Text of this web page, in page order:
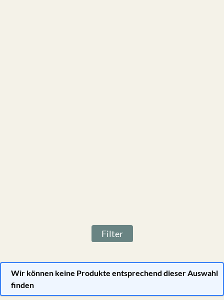
Filter
Wir können keine Produkte entsprechend dieser Auswahl
finden